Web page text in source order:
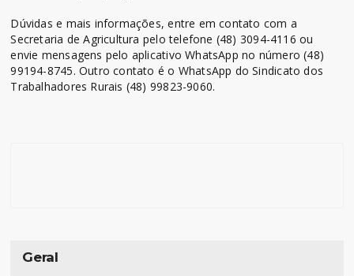
Dúvidas e mais informações, entre em contato com a
Secretaria de Agricultura pelo telefone (48) 3094-4116 ou
envie mensagens pelo aplicativo WhatsApp no número (48)
99194-8745. Outro contato é o WhatsApp do Sindicato dos
Trabalhadores Rurais (48) 99823-9060.
Geral